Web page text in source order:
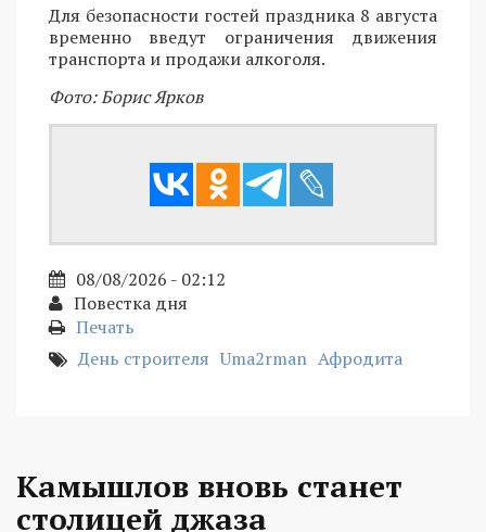
Для безопасности гостей праздника 8 августа
временно введут ограничения движения
транспорта и продажи алкоголя.
Фото: Борис Ярков
08/08/2026 - 02:12
Повестка дня
Печать
День строителя Uma2rman Афродита
Камышлов вновь станет
столицей джаза